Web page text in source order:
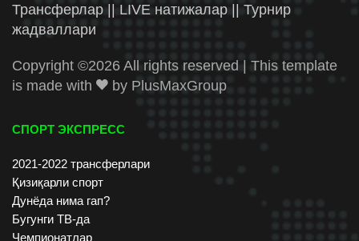
Трансферлар || LIVE натижалар || Турнир
жадваллари
Copyright ©2026 All rights reserved | This template
is made with
by PlusMaxGroup
СПОРТ ЭКСПРЕСС
2021-2022 трансферлари
Қизиқарли спорт
Дунёда нима гап?
Бугунги ТВ-да
Чемпионатлар